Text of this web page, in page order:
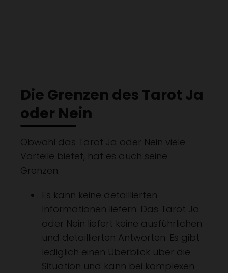
Die Grenzen des Tarot Ja
oder Nein
Obwohl das Tarot Ja oder Nein viele
Vorteile bietet, hat es auch seine
Grenzen:
Es kann keine detaillierten
Informationen liefern: Das Tarot Ja
oder Nein liefert keine ausführlichen
und detaillierten Antworten. Es gibt
lediglich einen Überblick über die
Situation und kann bei komplexen